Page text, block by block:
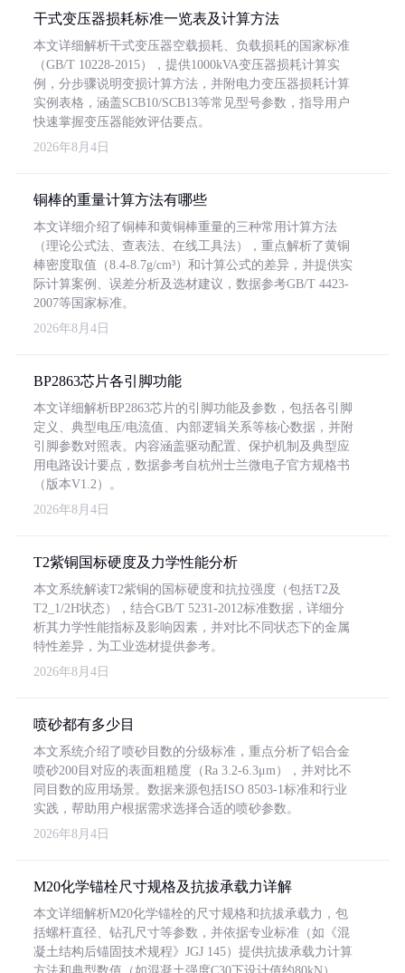
干式变压器损耗标准一览表及计算方法
本文详细解析干式变压器空载损耗、负载损耗的国家标准
（GB/T 10228-2015），提供1000kVA变压器损耗计算实
例，分步骤说明变损计算方法，并附电力变压器损耗计算
实例表格，涵盖SCB10/SCB13等常见型号参数，指导用户
快速掌握变压器能效评估要点。
2026年8月4日
铜棒的重量计算方法有哪些
本文详细介绍了铜棒和黄铜棒重量的三种常用计算方法
（理论公式法、查表法、在线工具法），重点解析了黄铜
棒密度取值（8.4-8.7g/cm³）和计算公式的差异，并提供实
际计算案例、误差分析及选材建议，数据参考GB/T 4423-
2007等国家标准。
2026年8月4日
BP2863芯片各引脚功能
本文详细解析BP2863芯片的引脚功能及参数，包括各引脚
定义、典型电压/电流值、内部逻辑关系等核心数据，并附
引脚参数对照表。内容涵盖驱动配置、保护机制及典型应
用电路设计要点，数据参考自杭州士兰微电子官方规格书
（版本V1.2）。
2026年8月4日
T2紫铜国标硬度及力学性能分析
本文系统解读T2紫铜的国标硬度和抗拉强度（包括T2及
T2_1/2H状态），结合GB/T 5231-2012标准数据，详细分
析其力学性能指标及影响因素，并对比不同状态下的金属
特性差异，为工业选材提供参考。
2026年8月4日
喷砂都有多少目
本文系统介绍了喷砂目数的分级标准，重点分析了铝合金
喷砂200目对应的表面粗糙度（Ra 3.2-6.3μm），并对比不
同目数的应用场景。数据来源包括ISO 8503-1标准和行业
实践，帮助用户根据需求选择合适的喷砂参数。
2026年8月4日
M20化学锚栓尺寸规格及抗拔承载力详解
本文详细解析M20化学锚栓的尺寸规格和抗拔承载力，包
括螺杆直径、钻孔尺寸等参数，并依据专业标准（如《混
凝土结构后锚固技术规程》JGJ 145）提供抗拔承载力计算